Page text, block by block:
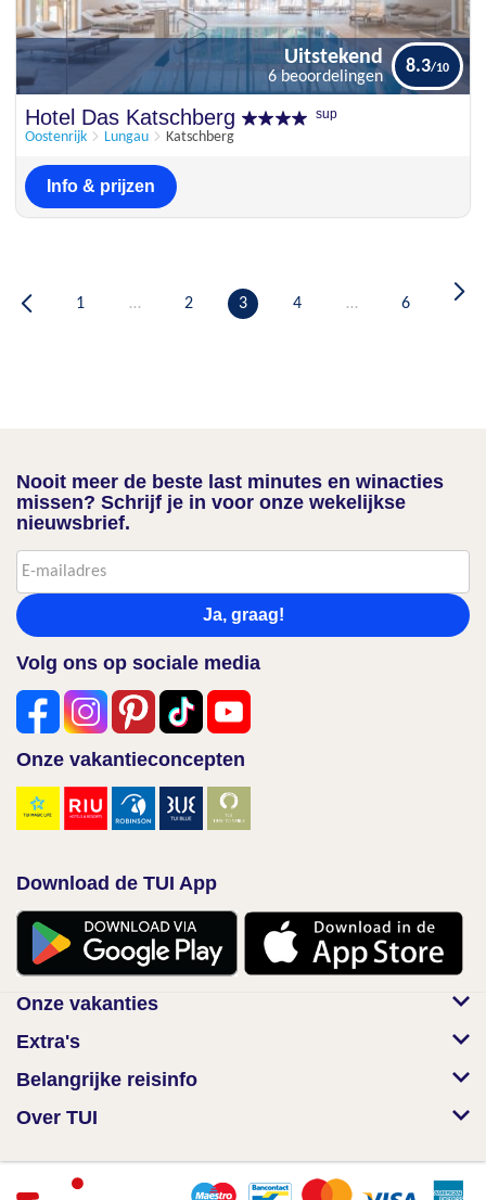
Uitstekend
Hotel Das Katschberg sup
Oostenrijk Lungau Katschberg
Uitstekend
6 beoordelingen
8.3
Info & prijzen
1 … 2 3 4 … 6
Nooit meer de beste last minutes en winacties
missen? Schrijf je in voor onze wekelijkse
nieuwsbrief.
Ja, graag!
Volg ons op sociale media
Onze vakantieconcepten
Download de TUI App
Onze vakanties
Extra's
Belangrijke reisinfo
Over TUI